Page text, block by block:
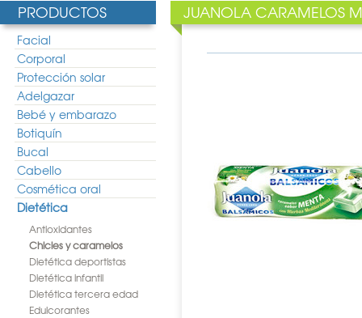
PRODUCTOS
Facial
Corporal
Protección solar
Adelgazar
Bebé y embarazo
Botiquín
Bucal
Cabello
Cosmética oral
Dietética
Antioxidantes
Chicles y caramelos
Dietética deportistas
Dietética infantil
Dietética tercera edad
Edulcorantes
JUANOLA CARAMELOS